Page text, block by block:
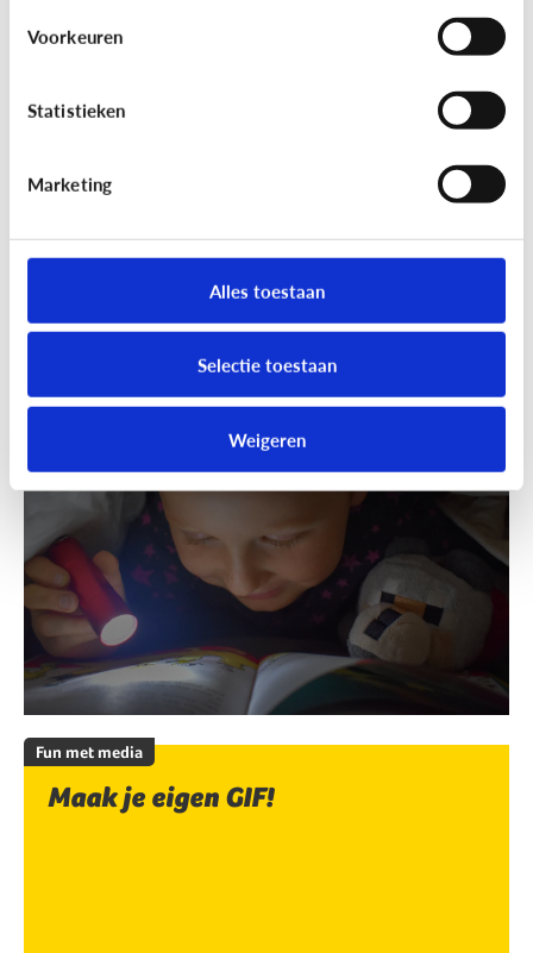
Voorkeuren
Statistieken
Marketing
Alles toestaan
Selectie toestaan
Weigeren
Wandelen was nog nooit zo leuk!
Speels bijleren met een educatieve
Fun met media
Maak je eigen GIF!